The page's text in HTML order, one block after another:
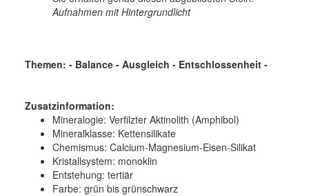
Aufnahmen mit Hintergrundlicht
Themen: - Balance - Ausgleich - Entschlossenheit -
Zusatzinformation:
Mineralogie: Verfilzter Aktinolith (Amphibol)
Mineralklasse: Kettensilikate
Chemismus: Calcium-Magnesium-Eisen-Silikat
Kristallsystem: monoklin
Entstehung: tertiär
Farbe: grün bis grünschwarz